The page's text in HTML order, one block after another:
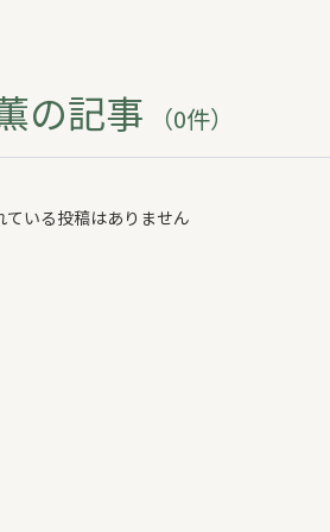
新築住宅
リフォーム・リノベ
の記事 （0件）
ている投稿はありません